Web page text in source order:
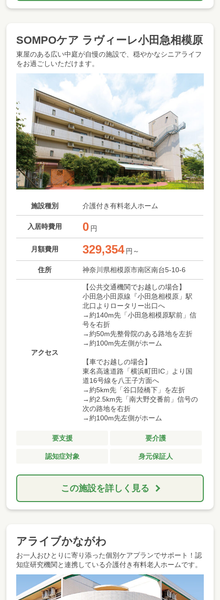
SOMPOケア ラヴィーレ小田急相模原
東屋のある広い中庭が自慢の施設で、穏やかなシニアライフ
をお過ごしいただけます。
施設種別 介護付き有料老人ホーム
入居時費用 0 円
月額費用 329,354 円～
住所 神奈川県相模原市南区南台5-10-6
アクセス
【公共交通機関でお越しの場合】
小田急小田原線『小田急相模原」駅
北口よりロータリー出口へ
→約140m先「小田急相模原駅前」信
号を右折
→約50m先整骨院のある路地を左折
→約100m先左側がホーム
【車でお越しの場合】
東名高速道路「横浜町田IC」より国
道16号線を八王子方面へ
→約5km先「谷口陸橋下」を左折
→約2.5km先「南大野交番前」信号の
次の路地を右折
→約100m先左側がホーム
要支援 要介護
認知症対象 身元保証人
この施設を詳しく見る
アライブかながわ
お一人おひとりに寄り添った個別ケアプランでサポート！認
知症研究機関と連携している介護付き有料老人ホームです。